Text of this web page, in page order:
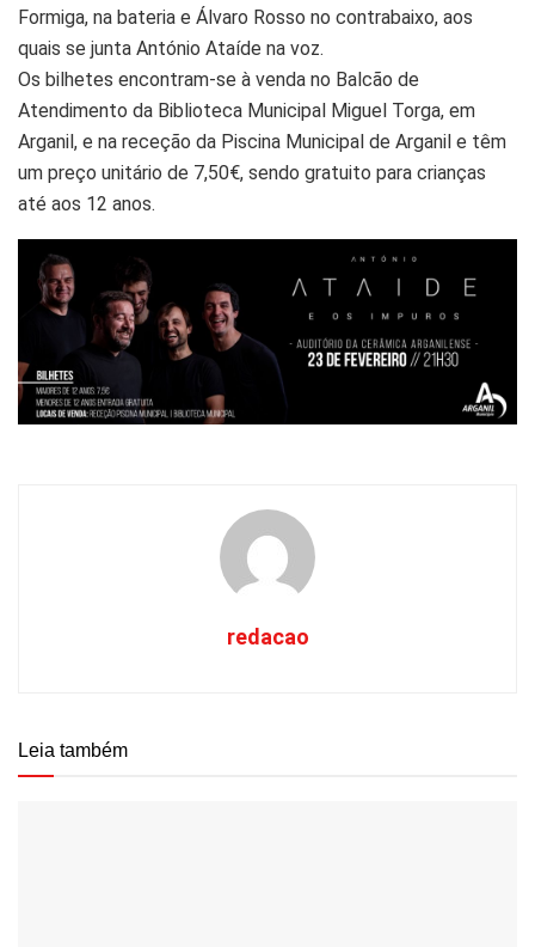
Formiga, na bateria e Álvaro Rosso no contrabaixo, aos
quais se junta António Ataíde na voz.
Os bilhetes encontram-se à venda no Balcão de
Atendimento da Biblioteca Municipal Miguel Torga, em
Arganil, e na receção da Piscina Municipal de Arganil e têm
um preço unitário de 7,50€, sendo gratuito para crianças
até aos 12 anos.
redacao
Leia também